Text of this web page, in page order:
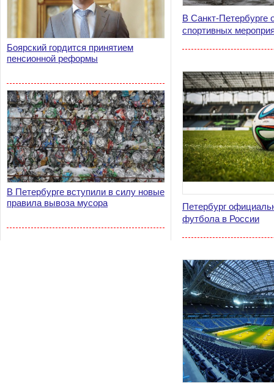
Боярский гордится принятием
пенсионной реформы
В Петербурге вступили в силу новые
правила вывоза мусора
В Санкт-Петербурге
спортивных
Петербург
футбола в России